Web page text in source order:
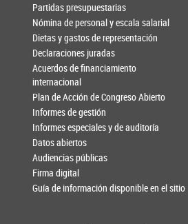
Partidas presupuestarias
Nómina de personal y escala salarial
Dietas y gastos de representación
Declaraciones juradas
Acuerdos de financiamiento
internacional
Plan de Acción de Congreso Abierto
Informes de gestión
Informes especiales y de auditoría
Datos abiertos
Audiencias públicas
Firma digital
Guía de información disponible en el sitio